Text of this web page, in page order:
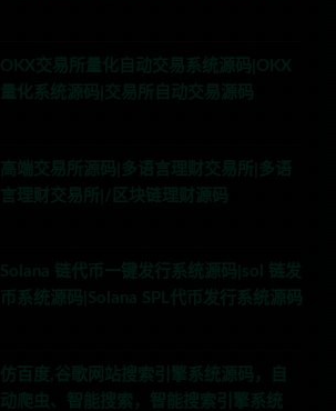
OKX交易所量化自动交易系统源码|OKX
量化系统源码|交易所自动交易源码
高端交易所源码|多语言理财交易所|多语
言理财交易所|/区块链理财源码
Solana 链代币一键发行系统源码|sol 链发
币系统源码|Solana SPL代币发行系统源码
仿百度,谷歌网站搜索引擎系统源码，自
动爬虫、智能搜索，智能搜索引擎系统